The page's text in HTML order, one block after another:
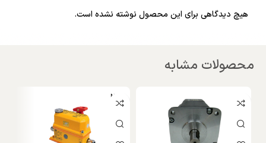
هیچ دیدگاهی برای این محصول نوشته نشده است.
محصولات مشابه
NEW